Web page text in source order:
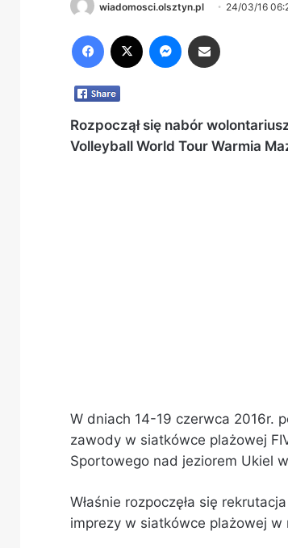
wiadomosci.olsztyn.pl 24/03/16
Rozpoczął się nabór
Volleyball World Tour Warmia
W dniach 14-19 czerwca 2016r.
zawody w siatkówce plażowej
Sportowego nad jeziorem Ukiel
Właśnie rozpoczęła się
imprezy w siatkówce plażowej w